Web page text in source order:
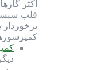
اکثر
قلب